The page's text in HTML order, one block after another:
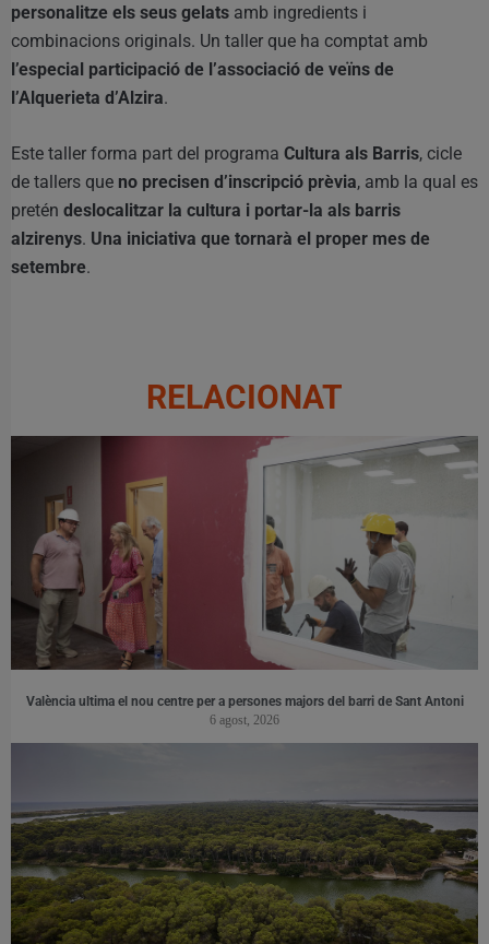
personalitze els seus gelats amb ingredients i
combinacions originals. Un taller que ha comptat amb
l’especial participació de l’associació de veïns de
l’Alquerieta d’Alzira.
Este taller forma part del programa Cultura als Barris, cicle
de tallers que no precisen d’inscripció prèvia, amb la qual es
pretén deslocalitzar la cultura i portar-la als barris
alzirenys. Una iniciativa que tornarà el proper mes de
setembre.
RELACIONAT
València ultima el nou centre per a persones majors del barri de Sant Antoni
6 agost, 2026